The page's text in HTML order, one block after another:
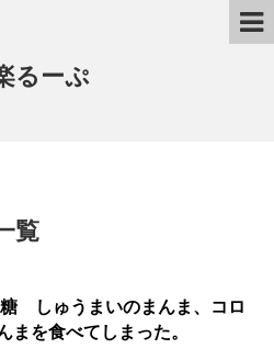
るーぷ
覧
しゅうまいのまんま、コロ
まを食べてしまった。